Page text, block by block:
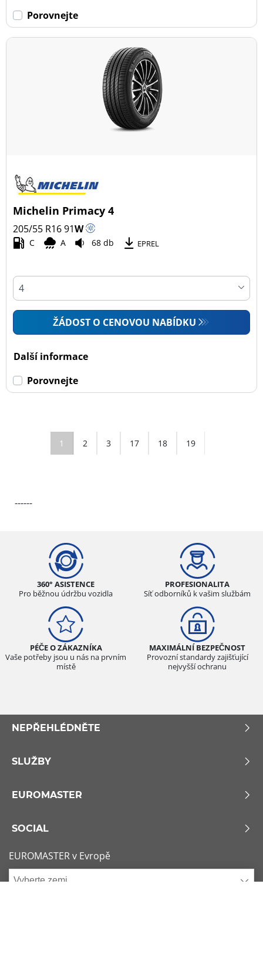
Porovnejte
Michelin Primacy 4
205/55 R1691W
C A 68 db EPREL
ŽÁDOST O CENOVOU NABÍDKU
Další informace
Porovnejte
1 2 3 17 18 19
------
360° ASISTENCE
Pro běžnou údržbu vozidla
PROFESIONALITA
Síť odborníků k vašim službám
PÉČE O ZÁKAZNÍKA
Vaše potřeby jsou u nás na prvním
místě
MAXIMÁLNÍ BEZPEČNOST
Provozní standardy zajišťující
nejvyšší ochranu
NEPŘEHLÉDNĚTE
SLUŽBY
EUROMASTER
SOCIAL
EUROMASTER v Evropě
Vyberte zemi